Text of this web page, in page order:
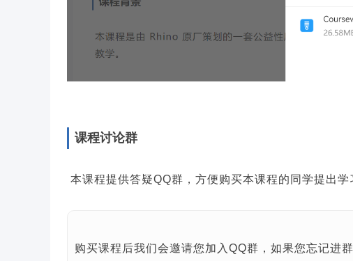
课程讨论群
本课程提供答疑QQ群，方便购买本课程的同学提出学
购买课程后我们会邀请您加入QQ群，如果您忘记进